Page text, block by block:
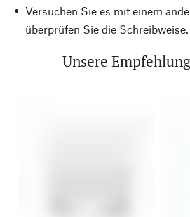
Versuchen Sie es mit einem
überprüfen Sie die Schreibweise.
Unsere